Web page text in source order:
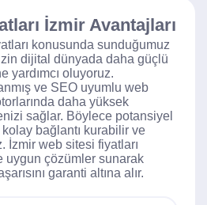
İzmir Avantajları
konusunda sunduğumuz
dijital dünyada daha güçlü
yardımcı oluyoruz.
ve SEO uyumlu web
daha yüksek
sağlar. Böylece potansiyel
bağlantı kurabilir ve
İzmir web sitesi fiyatları
uygun çözümler sunarak
garanti altına alır.